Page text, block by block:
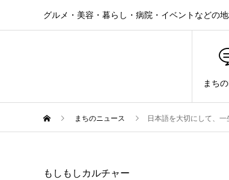
グルメ・美容・暮らし・病院・イベントなどの
まち
まちのニュース 日本語を大切にして、
もしもしカルチャー